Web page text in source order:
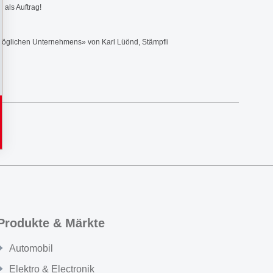
als Auftrag!
Unternehmens» von Karl Lüönd, Stämpfli
& Märkte
Automobil
Elektro & Electronik